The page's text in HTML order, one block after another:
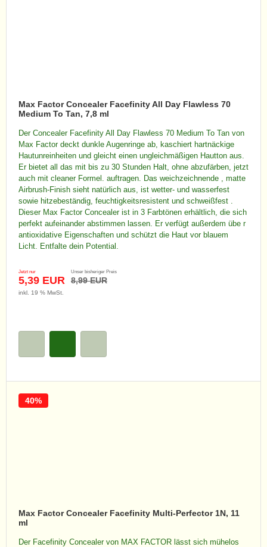
Max Factor Concealer Facefinity All Day Flawless 70
Medium To Tan, 7,8 ml
Der Concealer Facefinity All Day Flawless 70 Medium To Tan von
Max Factor deckt dunkle Augenringe ab, kaschiert hartnäckige
Hautunreinheiten und gleicht einen ungleichmäßigen Hautton aus.
Er bietet all das mit bis zu 30 Stunden Halt, ohne abzufärben, jetzt
auch mit cleaner Formel. auftragen. Das weichzeichnende , matte
Airbrush-Finish sieht natürlich aus, ist wetter- und wasserfest
sowie hitzebeständig, feuchtigkeitsresistent und schweißfest .
Dieser Max Factor Concealer ist in 3 Farbtönen erhältlich, die sich
perfekt aufeinander abstimmen lassen. Er verfügt außerdem übe r
antioxidative Eigenschaften und schützt die Haut vor blauem
Licht. Entfalte dein Potential.
Jetzt nur
5,39 EUR
Unser bisheriger Preis
8,99 EUR
inkl. 19 % MwSt.
Max Factor Concealer Facefinity Multi-Perfector 1N, 11
ml
Der Facefinity Concealer von MAX FACTOR lässt sich mühelos
40%